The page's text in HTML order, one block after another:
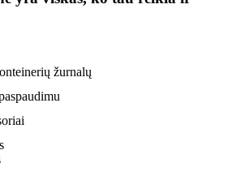
žurnalų